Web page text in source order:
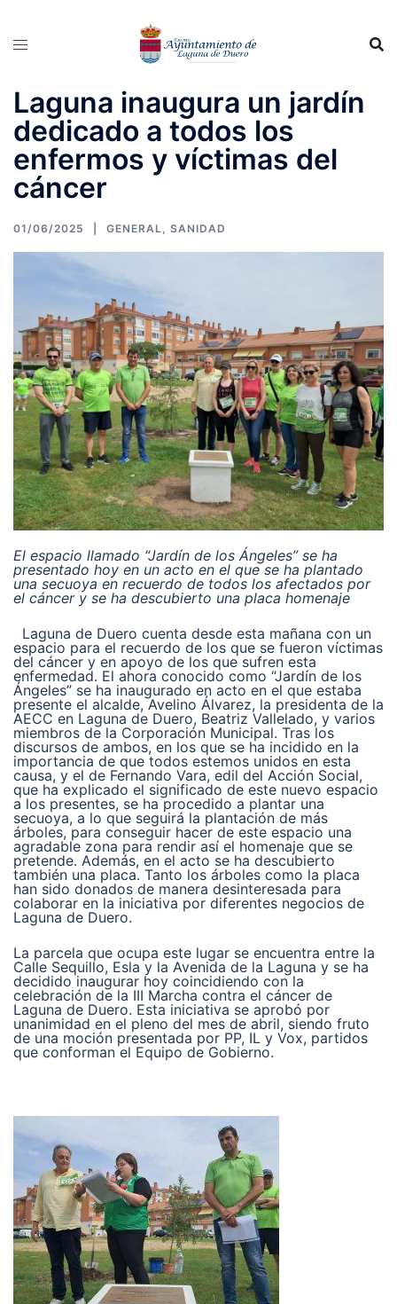
Laguna inaugura un jardín
dedicado a todos los
enfermos y víctimas del
cáncer
01/06/2025 GENERAL, SANIDAD
El espacio llamado “Jardín de los Ángeles” se ha
presentado hoy en un acto en el que se ha plantado
una secuoya en recuerdo de todos los afectados por
el cáncer y se ha descubierto una placa homenaje
Laguna de Duero cuenta desde esta mañana con un
espacio para el recuerdo de los que se fueron víctimas
del cáncer y en apoyo de los que sufren esta
enfermedad. El ahora conocido como “Jardín de los
Ángeles” se ha inaugurado en acto en el que estaba
presente el alcalde, Avelino Álvarez, la presidenta de la
AECC en Laguna de Duero, Beatriz Vallelado, y varios
miembros de la Corporación Municipal. Tras los
discursos de ambos, en los que se ha incidido en la
importancia de que todos estemos unidos en esta
causa, y el de Fernando Vara, edil del Acción Social,
que ha explicado el significado de este nuevo espacio
a los presentes, se ha procedido a plantar una
secuoya, a lo que seguirá la plantación de más
árboles, para conseguir hacer de este espacio una
agradable zona para rendir así el homenaje que se
pretende. Además, en el acto se ha descubierto
también una placa. Tanto los árboles como la placa
han sido donados de manera desinteresada para
colaborar en la iniciativa por diferentes negocios de
Laguna de Duero.
La parcela que ocupa este lugar se encuentra entre la
Calle Sequillo, Esla y la Avenida de la Laguna y se ha
decidido inaugurar hoy coincidiendo con la
celebración de la III Marcha contra el cáncer de
Laguna de Duero. Esta iniciativa se aprobó por
unanimidad en el pleno del mes de abril, siendo fruto
de una moción presentada por PP, IL y Vox, partidos
que conforman el Equipo de Gobierno.